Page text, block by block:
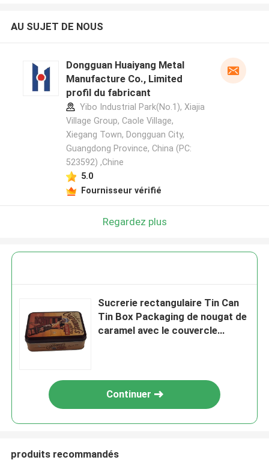
AU SUJET DE NOUS
Dongguan Huaiyang Metal
Manufacture Co., Limited
profil du fabricant
Yibo Industrial Park(No.1), Xiajia
Village Group, Caole Village,
Xiegang Town, Dongguan City,
Guangdong Province, China (PC:
523592) ,Chine
5.0
Fournisseur vérifié
Regardez plus
Sucrerie rectangulaire Tin Can
Tin Box Packaging de nougat de
caramel avec le couvercle
Continuer
produits recommandés